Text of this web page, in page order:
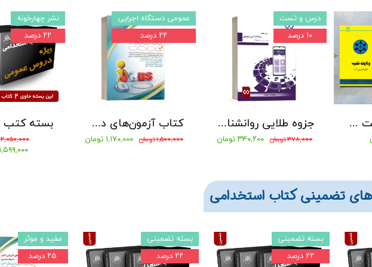
۲,۰۵۰,۰۰۰ تومان
۱,۵۹۹,۰۰۰ تومان
نشر چهارخونه
۲۲ درصد
کتاب آزمون‌های دستگاه‌های اجرایی کشور (حیطه عمومی) 1405 انتشارات آراه - جلد 1
۱,۵۰۰,۰۰۰ تومان ۱,۱۷۰,۰۰۰ تومان
عمومی دستگاه اجرایی
۲۲ درصد
جزوه طلایی روانشناسی تربیتی بهمراه نمونه سوالات با پاسخنامه تشریحی
۳۷۸,۰۰۰ تومان ۳۴۰,۲۰۰ تومان
درس و تست
۱۰ درصد
جزوه طلایی ولایت فقیه امام خمینی بهمراه نمونه سوالات
تضمینی کتاب استخدامی
مفید و موثر
۲۵ درصد
بسته تضمینی
۲۲ درصد
بسته تضمینی
۲۲ درصد